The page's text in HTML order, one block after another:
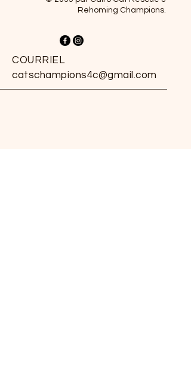
Rehoming Champions.
COURRIEL
catschampions4c@gmail.com